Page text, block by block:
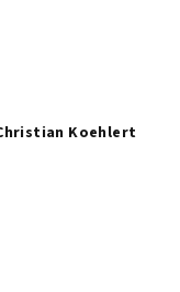
Koehlert